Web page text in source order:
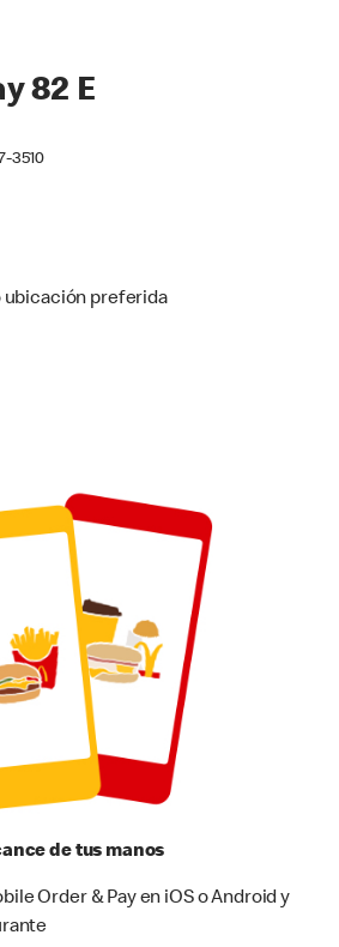
82 E
3510
ubicación preferida
de tus manos
Order & Pay en iOS o Android y